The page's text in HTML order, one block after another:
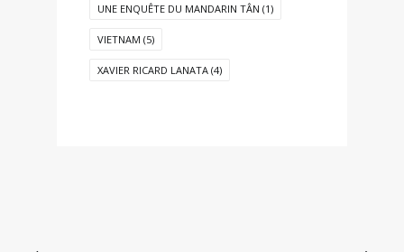
UNE ENQUÊTE DU MANDARIN TÂN (1)
VIETNAM (5)
XAVIER RICARD LANATA (4)